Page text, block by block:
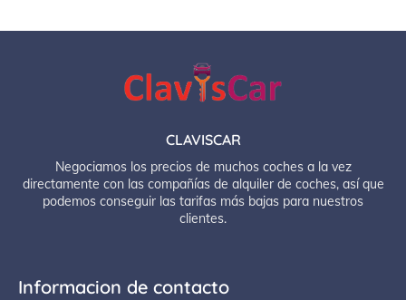
CLAVISCAR
Negociamos los precios de muchos coches a la vez
directamente con las compañías de alquiler de coches, así que
podemos conseguir las tarifas más bajas para nuestros
clientes.
Informacion de contacto